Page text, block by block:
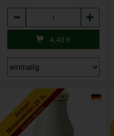
4,49 €
Aktion!
Monatsaktion 20 %
bis zum 28.8.2026